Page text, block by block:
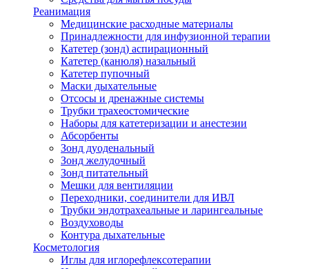
Реанимация
Медицинские расходные материалы
Принадлежности для инфузионной терапии
Катетер (зонд) аспирационный
Катетер (канюля) назальный
Катетер пупочный
Маски дыхательные
Отсосы и дренажные системы
Трубки трахеостомические
Наборы для катетеризации и анестезии
Абсорбенты
Зонд дуоденальный
Зонд желудочный
Зонд питательный
Мешки для вентиляции
Переходники, соединители для ИВЛ
Трубки эндотрахеальные и ларингеальные
Воздуховоды
Контура дыхательные
Косметология
Иглы для иглорефлексотерапии